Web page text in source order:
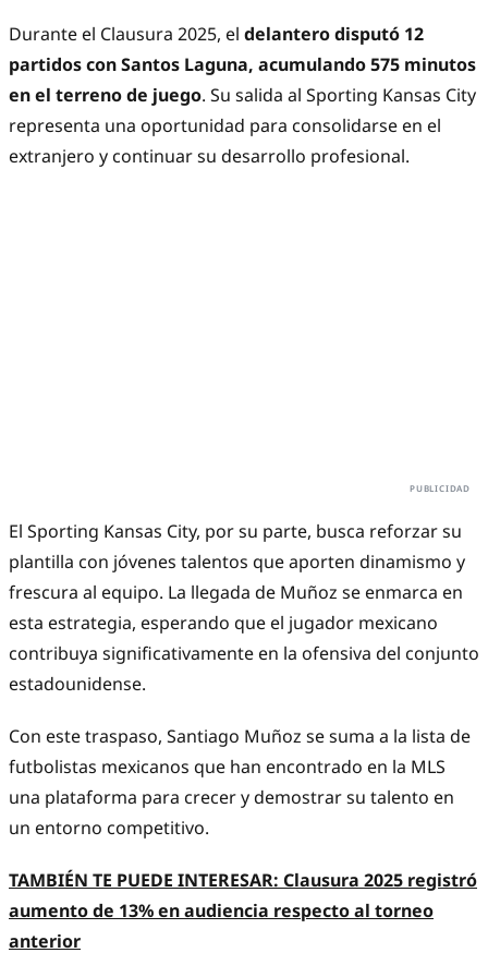
Durante el Clausura 2025, el delantero disputó 12
partidos con Santos Laguna, acumulando 575 minutos
en el terreno de juego. Su salida al Sporting Kansas City
representa una oportunidad para consolidarse en el
extranjero y continuar su desarrollo profesional.
El Sporting Kansas City, por su parte, busca reforzar su
plantilla con jóvenes talentos que aporten dinamismo y
frescura al equipo. La llegada de Muñoz se enmarca en
esta estrategia, esperando que el jugador mexicano
contribuya significativamente en la ofensiva del conjunto
estadounidense.​
Con este traspaso, Santiago Muñoz se suma a la lista de
futbolistas mexicanos que han encontrado en la MLS
una plataforma para crecer y demostrar su talento en
un entorno competitivo.
TAMBIÉN TE PUEDE INTERESAR: Clausura 2025 registró
aumento de 13% en audiencia respecto al torneo
anterior